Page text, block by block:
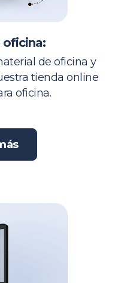
oficina:
de oficina y
tienda online
oficina.